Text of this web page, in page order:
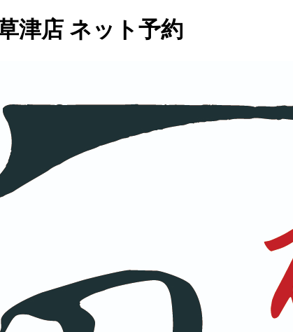
津店 ネット予約